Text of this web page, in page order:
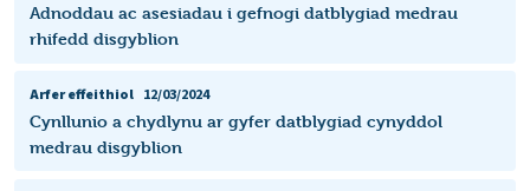
Adnoddau ac asesiadau i gefnogi datblygiad medrau
rhifedd disgyblion
Arfer effeithiol 12/03/2024
Cynllunio a chydlynu ar gyfer datblygiad cynyddol
medrau disgyblion